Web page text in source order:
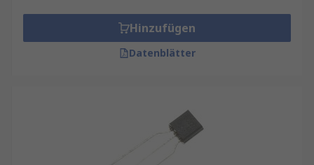
Hinzufügen
Datenblätter